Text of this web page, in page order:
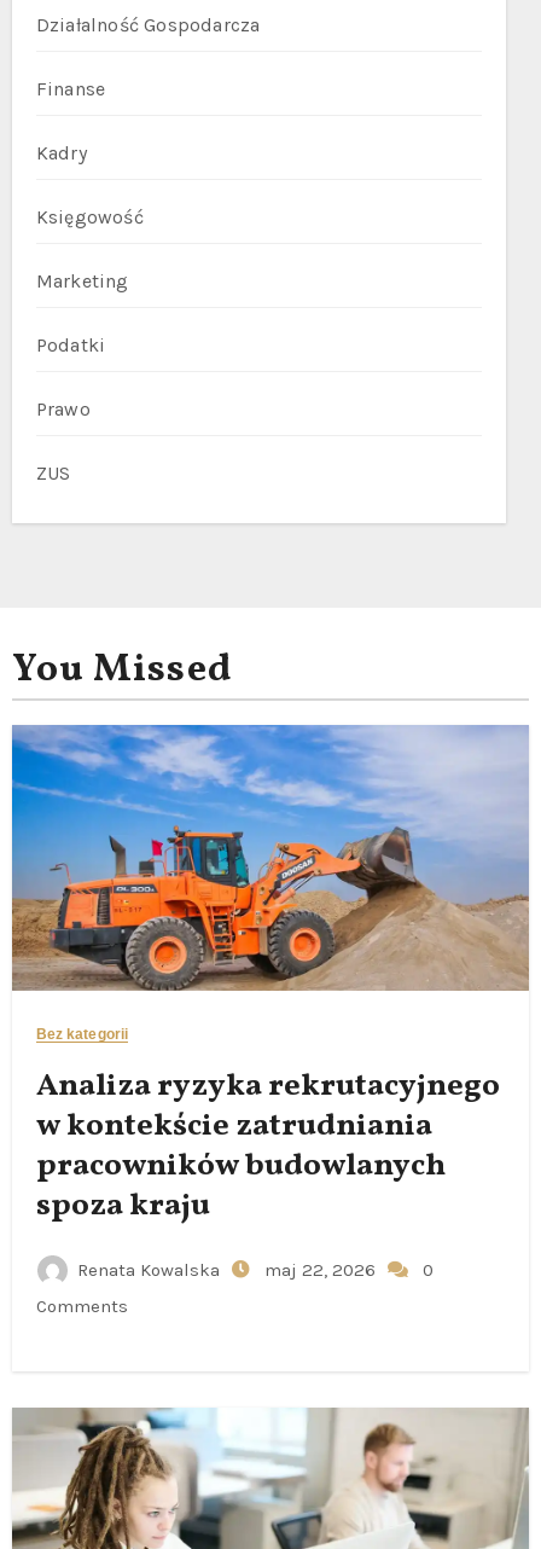
Działalność Gospodarcza
Finanse
Kadry
Księgowość
Marketing
Podatki
Prawo
ZUS
You Missed
Bez kategorii
Analiza ryzyka rekrutacyjnego
w kontekście zatrudniania
pracowników budowlanych
spoza kraju
Renata Kowalska maj 22, 2026
0
Comments